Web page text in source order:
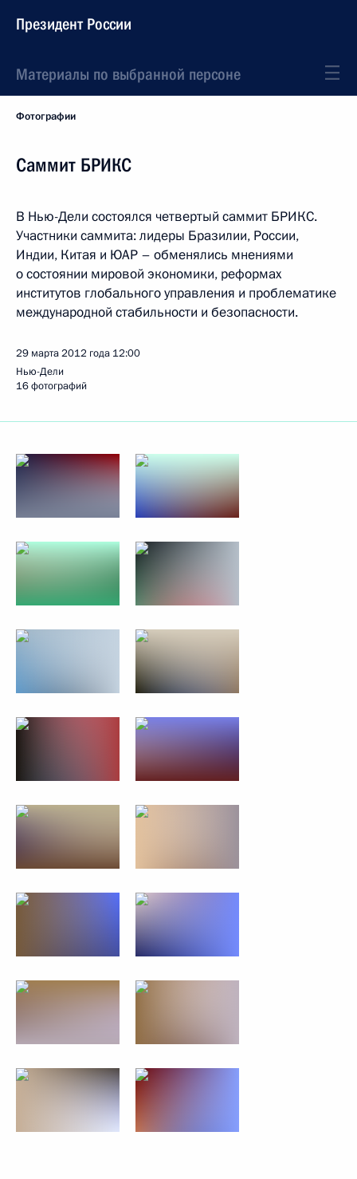
Президент России
Материалы по выбранной персоне
Фотографии
Саммит БРИКС
В Нью-Дели состоялся четвертый саммит БРИКС.
Участники саммита: лидеры Бразилии, России,
Индии, Китая и ЮАР – обменялись мнениями
о состоянии мировой экономики, реформах
институтов глобального управления и проблематике
международной стабильности и безопасности.
29 марта 2012 года 12:00
Нью-Дели
16 фотографий